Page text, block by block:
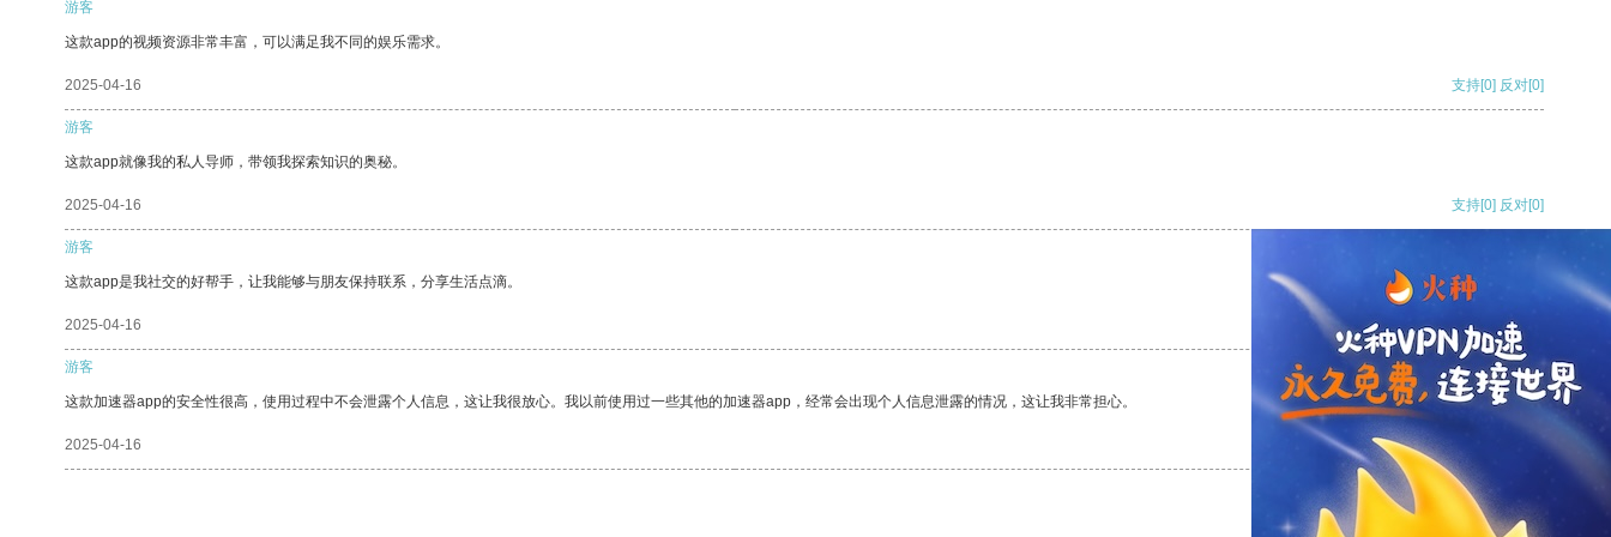
游客
这款app的视频资源非常丰富，可以满足我不同的娱乐需求。
2025-04-16 支持[0] 反对[0]
游客
这款app就像我的私人导师，带领我探索知识的奥秘。
2025-04-16 支持[0] 反对[0]
游客
这款app是我社交的好帮手，让我能够与朋友保持联系，分享生活点滴。
2025-04-16 支持 反对
游客
这款加速器app的安全性很高，使用过程中不会泄露个人信息，这让我很放心。我以前使用过一些其他的加速器app，经常会出现个人信息泄露的情况，这让我非常担心。
2025-04-16 [0]